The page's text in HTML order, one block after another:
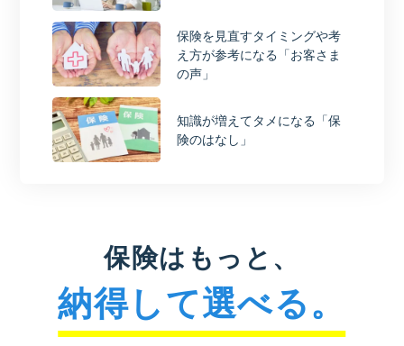
保険を見直すタイミングや考
え方が参考になる「お客さま
の声」
知識が増えてタメになる「保
険のはなし」
保険はもっと、
納得して選べる。